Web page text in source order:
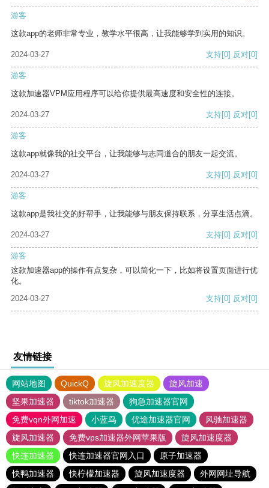
游客
这款app的老师非常专业，教学水平很高，让我能够学到实用的知识。
2024-03-27 支持[0] 反对[0]
游客
这款加速器VPM应用程序可以给你提供最高速度和安全性的连接。
2024-03-27 支持[0] 反对[0]
游客
这款app就像我的社交平台，让我能够与志同道合的朋友一起交流。
2024-03-27 支持[0] 反对[0]
游客
这款app是我社交的好帮手，让我能够与朋友保持联系，分享生活点滴。
2024-03-27 支持[0] 反对[0]
游客
这款加速器app的操作有点复杂，可以简化一下，比如将设置页面进行优
化。
2024-03-27
支持[0] 反对[0]
友情链接
网站地图 QuickQ 旋风加速度器
旋风加速
坚果加速器
tiktok加速器
狗急加速器官网
免费vqn外网加速
小蓝鸟 优途加速器官网
风驰加速器
旋风加速器
免费vps加速器外网苹果版
旋风加速度器
快连加速器
快连加速器官网入口
原子加速器
快鸭加速器
快柠檬加速器 旋风加速度器
外网网址导航